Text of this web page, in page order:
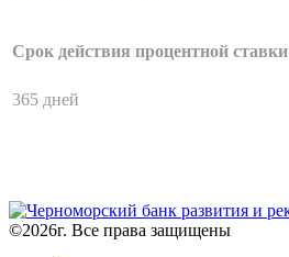
Срок действия процентной ставки
365 дней
©2026г. Все права защищены